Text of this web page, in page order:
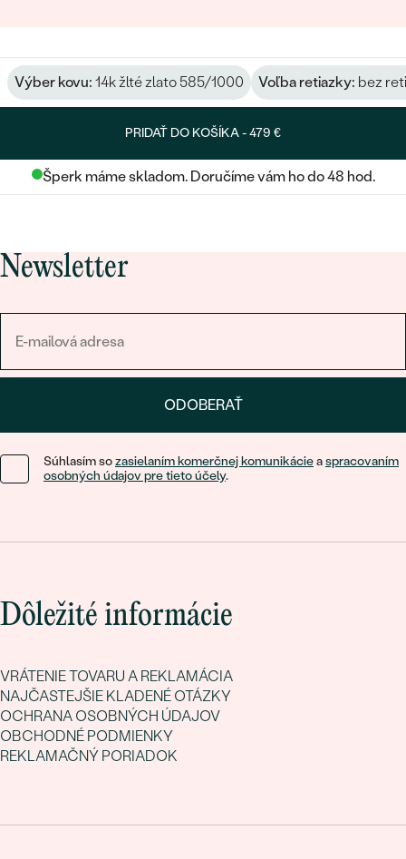
Výber kovu: 14k žlté zlato 585/1000 Voľba retiazky: bez
PRIDAŤ DO KOŠÍKA -479 €
Šperk máme skladom. Doručíme vám ho do 48 hod.
Newsletter
ODOBERAŤ
Súhlasím sozasielaním komerčnej komunikácieaspracovaním
osobných údajov pre tieto účely.
Dôležité informácie
VRÁTENIE TOVARU A REKLAMÁCIA
NAJČASTEJŠIE KLADENÉ OTÁZKY
OCHRANA OSOBNÝCH ÚDAJOV
OBCHODNÉ PODMIENKY
REKLAMAČNÝ PORIADOK